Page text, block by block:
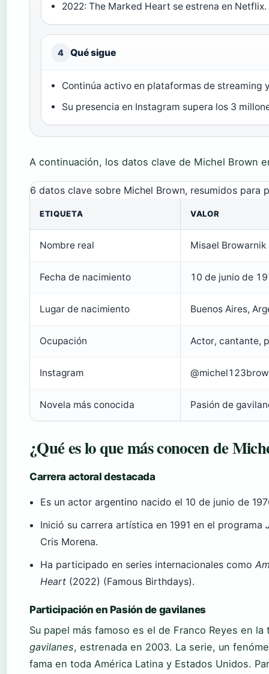
2022: The Marked Heart se estrena en Netflix.
4 Qué sigue
Continúa activo en plataformas de streaming
Su presencia en Instagram supera los 3
A continuación, los datos clave de Michel Brown
6 datos clave sobre Michel Brown, resumidos para
ETIQUETA VALOR
Nombre real Misael Browarnik
Fecha de nacimiento 10 de junio de
Lugar de nacimiento Buenos Aires,
Ocupación Actor, cantante,
Instagram
Novela más conocida Pasión de
¿Qué es lo que más conocen de
Carrera actoral destacada
Es un actor argentino nacido el 10 de junio de
Inició su carrera artística en 1991 en el programa
Cris Morena.
Ha participado en series internacionales como
Heart (2022) (Famous Birthdays).
Participación en Pasión de gavilanes
Su papel más famoso es el de Franco Reyes en
gavilanes, estrenada en 2003. La serie, un
fama en toda América Latina y Estados Unidos.